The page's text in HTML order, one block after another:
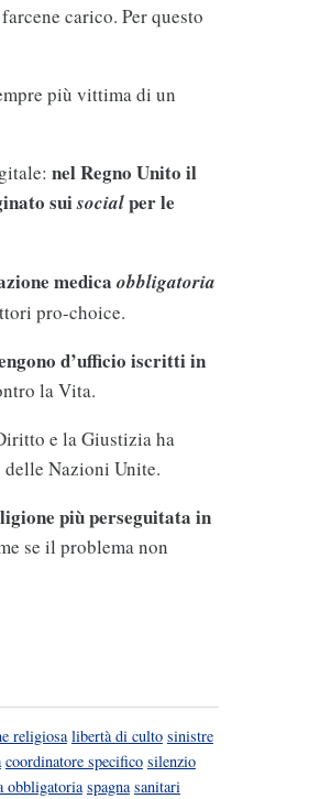
carico. Per questo
più vittima di un
nel Regno Unito il
suisocialper le
medica obbligatoria
pro-choice.
d’ufficio iscritti in
la Vita.
e la Giustizia ha
delle Nazioni Unite.
più perseguitata in
se il problema non
religiosa libertà di culto sinistre
coordinatore specifico silenzio
obbligatoria spagna sanitari